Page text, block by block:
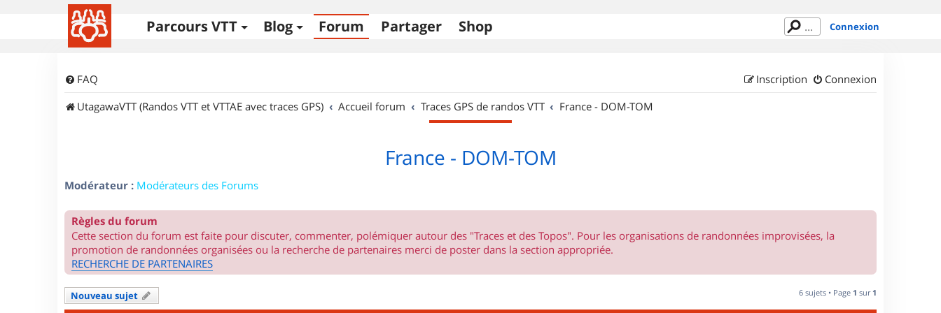
Parcours VTT Blog Forum Partager Shop Connexion
FAQ Connexion
Inscription
UtagawaVTT (Randos VTT et VTTAE avec traces GPS)
Accueil forum Traces GPS de randos VTT France - DOM-TOM
France - DOM-TOM
Modérateur : Modérateurs des Forums
Règles du forum
Cette section du forum est faite pour discuter, commenter, polémiquer autour des "Traces et des Topos". Pour les organisations de randonnées improvisées, la
promotion de randonnées organisées ou la recherche de partenaires merci de poster dans la section appropriée.
RECHERCHE DE PARTENAIRES
Nouveau sujet 6 sujets • Page 1 sur 1